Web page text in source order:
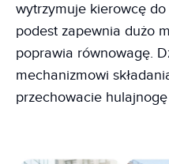
wytrzymuje kierowcę
podest zapewnia dużo
poprawia równowagę.
mechanizmowi
przechowacie